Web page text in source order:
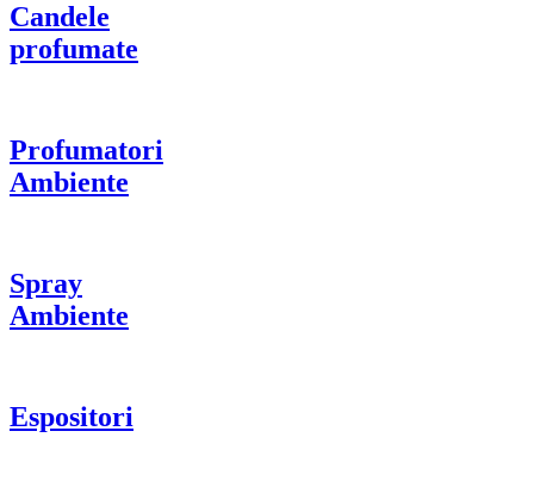
Candele
profumate
Profumatori
Ambiente
Spray
Ambiente
Espositori